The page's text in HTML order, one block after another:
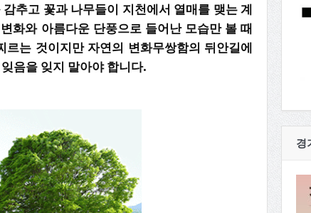
추고 꽃과 나무들이 지천에서 열매를 맺는 계
와 아름다운 단풍으로 들어난 모습만 볼 때
는 것이지만 자연의 변화무쌍함의 뒤안길에
음을 잊지 말아야 합니다.
경